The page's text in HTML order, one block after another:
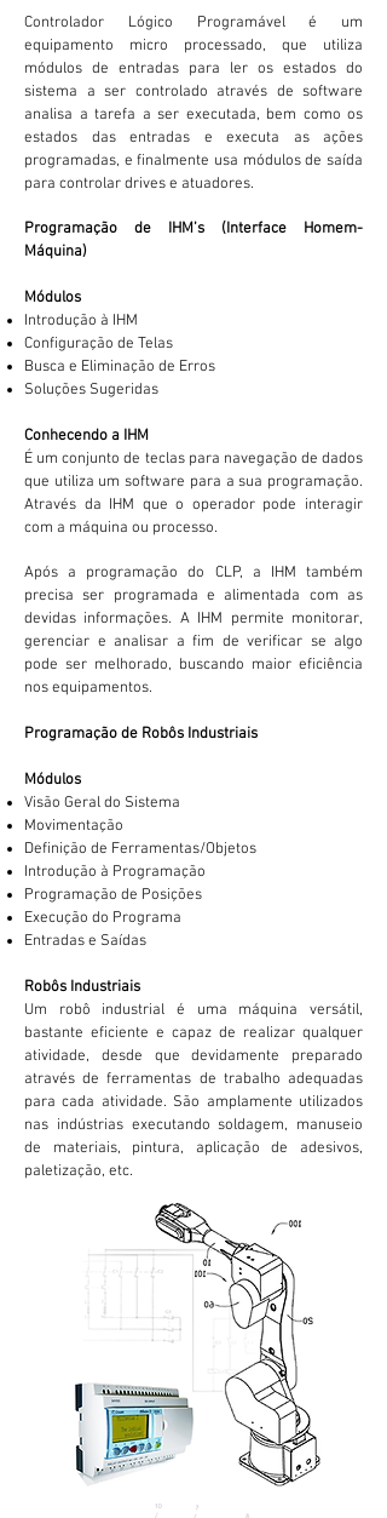
Controlador Lógico Programável é um
equipamento micro processado, que utiliza
módulos de entradas para ler os estados do
sistema a ser controlado através de software
analisa a tarefa a ser executada, bem como os
estados das entradas e executa as ações
programadas, e finalmente usa módulos de saída
para controlar drives e atuadores.
Programação de IHM’s (Interface Homem-
Máquina)
Módulos
Introdução à IHM
Configuração de Telas
Busca e Eliminação de Erros
Soluções Sugeridas
Conhecendo a IHM
É um conjunto de teclas para navegação de dados
que utiliza um software para a sua programação.
Através da IHM que o operador pode interagir
com a máquina ou processo.
Após a programação do CLP, a IHM também
precisa ser programada e alimentada com as
devidas informações. A IHM permite monitorar,
gerenciar e analisar a fim de verificar se algo
pode ser melhorado, buscando maior eficiência
nos equipamentos.
Programação de Robôs Industriais
Módulos
Visão Geral do Sistema
Movimentação
Definição de Ferramentas/Objetos
Introdução à Programação
Programação de Posições
Execução do Programa
Entradas e Saídas
Robôs Industriais
Um robô industrial é uma máquina versátil,
bastante eficiente e capaz de realizar qualquer
atividade, desde que devidamente preparado
através de ferramentas de trabalho adequadas
para cada atividade. São amplamente utilizados
nas indústrias executando soldagem, manuseio
de materiais, pintura, aplicação de adesivos,
paletização, etc.